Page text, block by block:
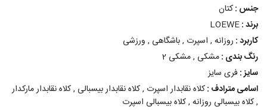
جنس :کتان
برند :LOEWE
کاربرد : روزانه , اسپرت , باشگاهی , ورزشی
رنگ بندی :مشکی , مشکی 2
سایز : فری سایز
اسامی مترادف :کلاه نقابدار اسپرت , کلاه نقابدار بیسبالی , کلاه نقابدار مارکدار
, کلاه بیسبالی روزانه , کلاه بیسبالی اسپرت